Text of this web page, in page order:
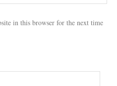
in this browser for the next time